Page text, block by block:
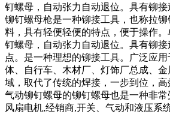
钉螺母，自动张力自动退位。具有铆
铆钉螺母枪是一种铆接工具，也称拉
料，具有轻便轻便的特点，便于操作
钉螺母，自动张力自动退位。具有铆
点。是一种理想的铆接工具。广泛应
体、自行车、木材厂、灯饰厂总成、
域，取代了传统的焊接，一步到位，高
气动铆钉螺母的铆钉螺母也是一种非
风扇电机,经销商,开关、气动和液压系